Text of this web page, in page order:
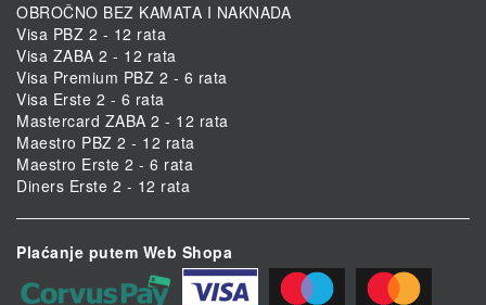
OBROČNO BEZ KAMATA I NAKNADA
Visa PBZ 2 - 12 rata
Visa ZABA 2 - 12 rata
Visa Premium PBZ 2 - 6 rata
Visa Erste 2 - 6 rata
Mastercard ZABA 2 - 12 rata
Maestro PBZ 2 - 12 rata
Maestro Erste 2 - 6 rata
Diners Erste 2 - 12 rata
Plaćanje putem Web Shopa